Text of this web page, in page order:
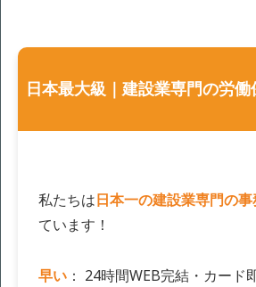
日本最大級｜建設業専門の労働
私たちは日本一の建設業専門の
ています！
早い： 24時間WEB完結・カード